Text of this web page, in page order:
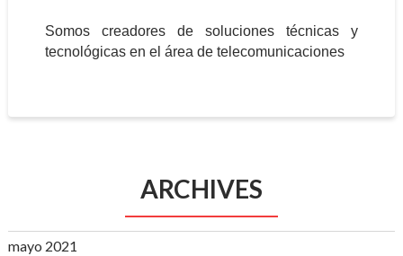
Somos creadores de soluciones técnicas y
tecnológicas en el área de telecomunicaciones
ARCHIVES
mayo 2021